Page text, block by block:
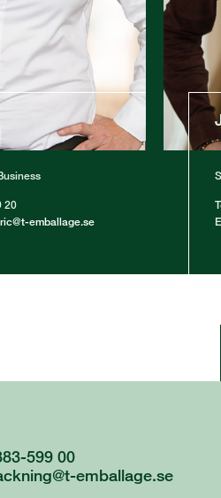
20
emballage.se
599 00
emballage.se